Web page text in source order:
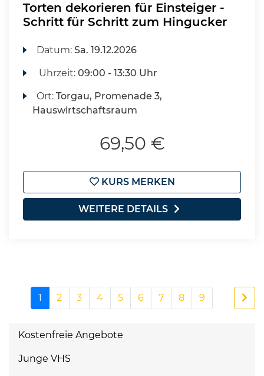
Torten dekorieren für Einsteiger -
Schritt für Schritt zum Hingucker
Datum:Sa. 19.12.2026
Uhrzeit:09:00 - 13:30 Uhr
Ort:Torgau, Promenade 3,
Hauswirtschaftsraum
69,50 €
KURS MERKEN
WEITERE DETAILS
1 2 3 4 5 6 7 8 9
Kostenfreie Angebote
Junge VHS